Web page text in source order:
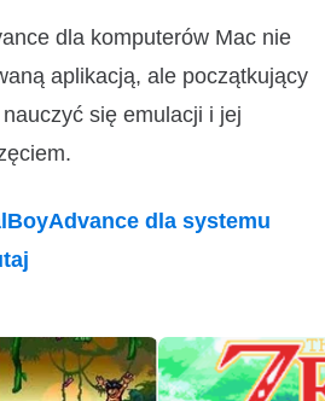
dla komputerów Mac nie
aplikacją, ale początkujący
się emulacji i jej
dla systemu